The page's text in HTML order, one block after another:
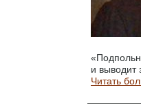
и выводит
Читать